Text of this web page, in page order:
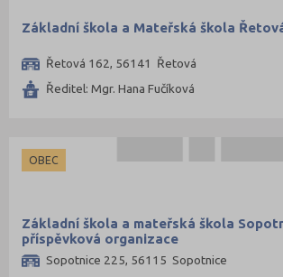
Základní škola a Mateřská škola
Řetová 162, 56141 Řetová
Ředitel: Mgr. Hana Fučíková
OBEC
Základní škola a mateřská škola
příspěvková organizace
Sopotnice 225, 56115 Sopotnice